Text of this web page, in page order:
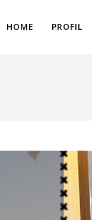
HOME PROFIL